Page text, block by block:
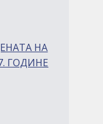
НА
ГОДИНЕ